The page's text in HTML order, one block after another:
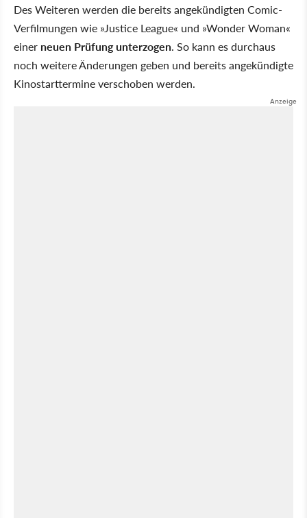
Des Weiteren werden die bereits angekündigten Comic-
Verfilmungen wie »Justice League« und »Wonder Woman«
einer neuen Prüfung unterzogen. So kann es durchaus
noch weitere Änderungen geben und bereits angekündigte
Kinostarttermine verschoben werden.